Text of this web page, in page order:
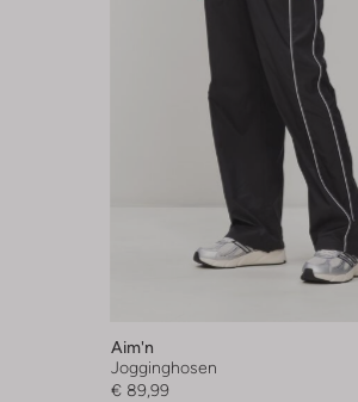
Aim'n
Jogginghosen
€ 89,99